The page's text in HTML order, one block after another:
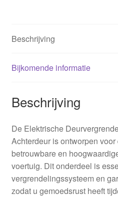
Beschrijving
Bijkomende informatie
Beschrijving
De Elektrische
Achterdeur is ontworpen
betrouwbare en
voertuig. Dit onderdeel is
vergrendelingssysteem en
zodat u gemoedsrust heeft